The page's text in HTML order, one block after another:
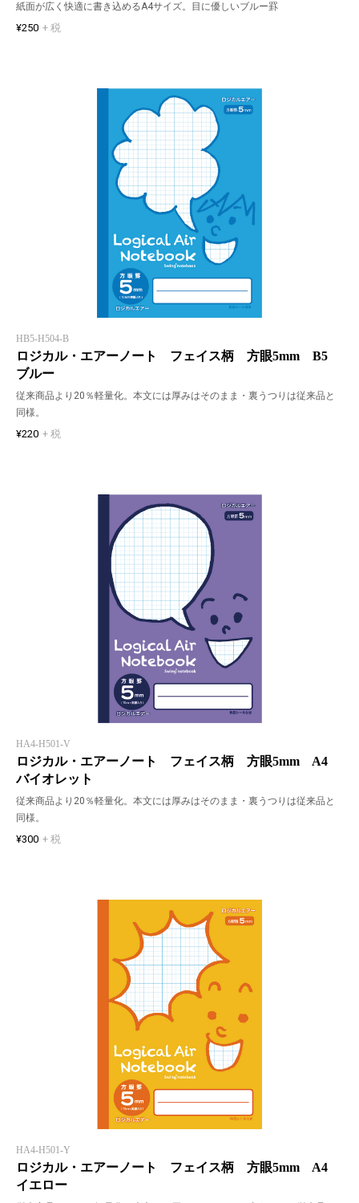
紙面が広く快適に書き込めるA4サイズ。目に優しいブルー罫
¥250 + 税
HB5-H504-B
ロジカル・エアーノート フェイス柄 方眼5mm B5
ブルー
従来商品より20％軽量化。本文には厚みはそのまま・裏うつりは従来品と
同様。
¥220 + 税
HA4-H501-V
ロジカル・エアーノート フェイス柄 方眼5mm A4
バイオレット
従来商品より20％軽量化。本文には厚みはそのまま・裏うつりは従来品と
同様。
¥300 + 税
HA4-H501-Y
ロジカル・エアーノート フェイス柄 方眼5mm A4
イエロー